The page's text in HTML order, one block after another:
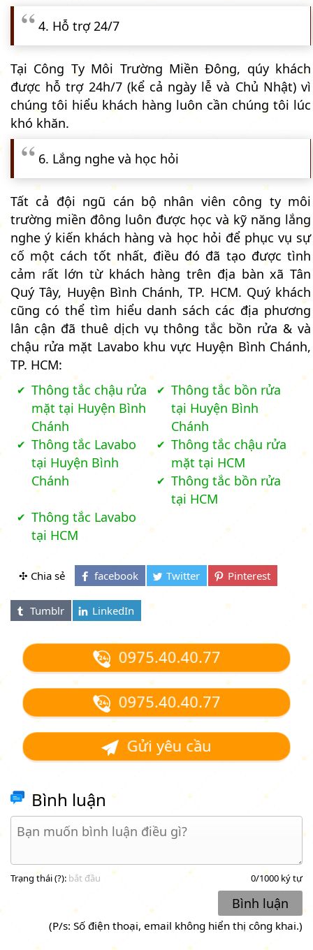
4. Hỗ trợ 24/7
Tại Công Ty Môi Trường Miền Đông, qúy khách
được hỗ trợ 24h/7 (kể cả ngày lễ và Chủ Nhật) vì
chúng tôi hiểu khách hàng luôn cần chúng tôi lúc
khó khăn.
6. Lắng nghe và học hỏi
Tất cả đội ngũ cán bộ nhân viên công ty môi
trường miền đông luôn được học và kỹ năng lắng
nghe ý kiến khách hàng và học hỏi để phục vụ sự
cố một cách tốt nhất, điều đó đã tạo được tình
cảm rất lớn từ khách hàng trên địa bàn xã Tân
Quý Tây, Huyện Bình Chánh, TP. HCM. Quý khách
cũng có thể tìm hiểu danh sách các địa phương
lân cận đã thuê dịch vụ thông tắc bồn rửa & và
chậu rửa mặt Lavabo khu vực Huyện Bình Chánh,
TP. HCM:
Thông tắc chậu rửa
mặt tại Huyện Bình
Chánh
Thông tắc bồn rửa
tại Huyện Bình
Chánh
Thông tắc Lavabo
tại Huyện Bình
Chánh
Thông tắc chậu rửa
mặt tại HCM
Thông tắc bồn rửa
tại HCM
Thông tắc Lavabo
tại HCM
✣ Chia sẻ
0975.40.40.77
0975.40.40.77
Gửi yêu cầu
Bình luận
Trạng thái (?): bắt đầu 0/1000 ký tự
Bình luận
(P/s: Số điện thoại, email không hiển thị công khai.)